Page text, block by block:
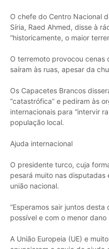
O chefe do Centro Nacional
Síria, Raed Ahmed, disse à
“historicamente, o maior
O terremoto provocou cenas
saíram às ruas, apesar da
Os Capacetes Brancos
“catastrófica” e pediram às
internacionais para “intervir
população local.
Ajuda internacional
O presidente turco, cuja
pesará muito nas disputadas
união nacional.
“Esperamos sair juntos
possível e com o menor dano
A União Europeia (UE) e